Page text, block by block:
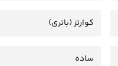
کوارتز (باتری)
ساده